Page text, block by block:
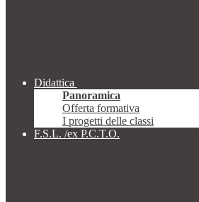
Didattica
Panoramica
Offerta formativa
I progetti delle classi
F.S.L. /ex P.C.T.O.